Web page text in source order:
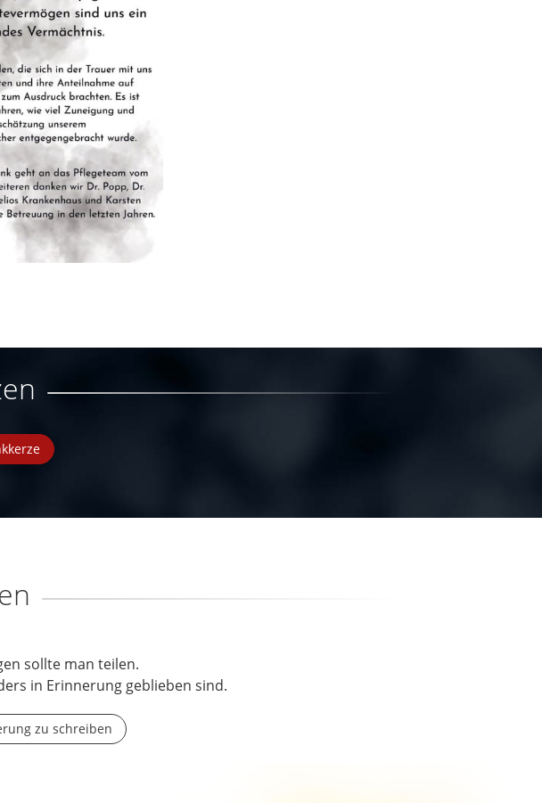
sollte man teilen.
in Erinnerung geblieben sind.
zu schreiben